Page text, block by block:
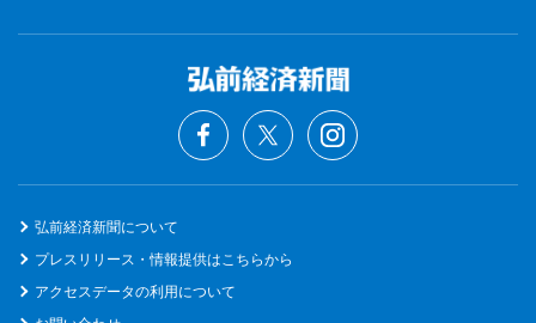
弘前経済新聞について
プレスリリース・情報提供はこちらから
アクセスデータの利用について